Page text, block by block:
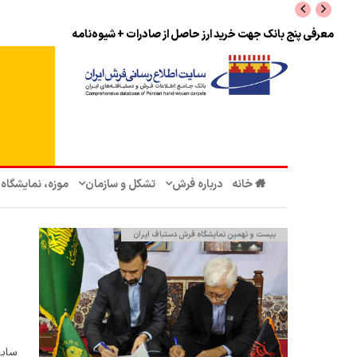
نرخ بازگشت ارز حاصل از صادرات + تکمیلی
خانه درباره فرش تشکل‌ و سازمان‌ موزه،
بیست و نهمین نمایشگاه فرش دستباف ایران